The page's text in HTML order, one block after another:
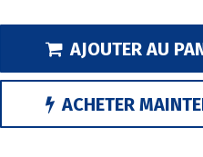
AJOUTER AU
ACHETER